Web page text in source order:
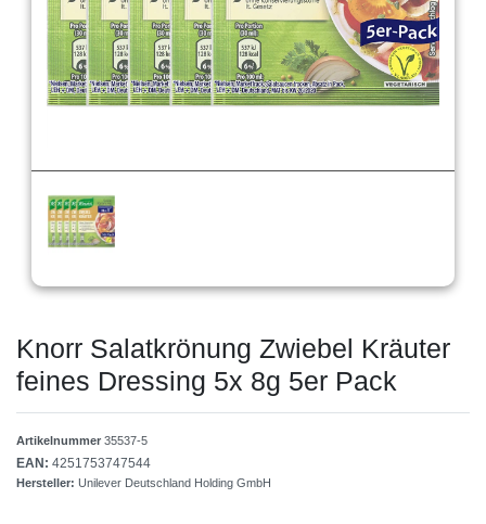
Knorr Salatkrönung Zwiebel Kräuter
feines Dressing 5x 8g 5er Pack
Artikelnummer 35537-5
EAN: 4251753747544
Hersteller: Unilever Deutschland Holding GmbH